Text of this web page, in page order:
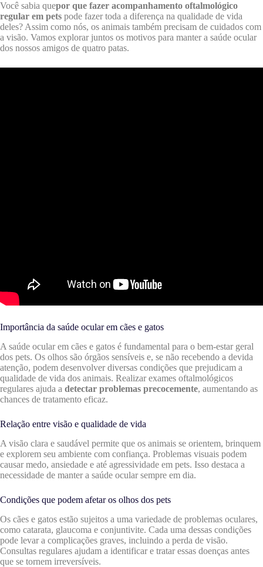
Você sabia quepor que fazer acompanhamento oftalmológico
regular em pets pode fazer toda a diferença na qualidade de vida
deles? Assim como nós, os animais também precisam de cuidados com
a visão. Vamos explorar juntos os motivos para manter a saúde ocular
dos nossos amigos de quatro patas.
Importância da saúde ocular em cães e gatos
A saúde ocular em cães e gatos é fundamental para o bem-estar geral
dos pets. Os olhos são órgãos sensíveis e, se não recebendo a devida
atenção, podem desenvolver diversas condições que prejudicam a
qualidade de vida dos animais. Realizar exames oftalmológicos
regulares ajuda a detectar problemas precocemente, aumentando as
chances de tratamento eficaz.
Relação entre visão e qualidade de vida
A visão clara e saudável permite que os animais se orientem, brinquem
e explorem seu ambiente com confiança. Problemas visuais podem
causar medo, ansiedade e até agressividade em pets. Isso destaca a
necessidade de manter a saúde ocular sempre em dia.
Condições que podem afetar os olhos dos pets
Os cães e gatos estão sujeitos a uma variedade de problemas oculares,
como catarata, glaucoma e conjuntivite. Cada uma dessas condições
pode levar a complicações graves, incluindo a perda de visão.
Consultas regulares ajudam a identificar e tratar essas doenças antes
que se tornem irreversíveis.